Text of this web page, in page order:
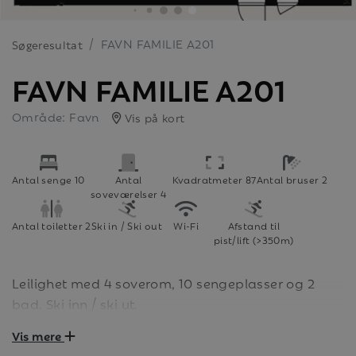
Søgeresultat FAVN FAMILIE A201
FAVN FAMILIE A201
Område: Favn Vis på kort
Antal senge 10
Antal
soveværelser 4
Kvadratmeter 87Antal bruser 2
Antal toiletter 2Ski in / Ski out Wi-Fi
Afstand til
pist/lift (>350m)
Leilighet med 4 soverom, 10 sengeplasser og 2
bad. Ski inn / ski ut.
Velkommen til Mosetertoppen! Her har du alt du
Vis mere